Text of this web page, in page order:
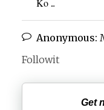
Κο ...
Anonymous:
Followit
Get